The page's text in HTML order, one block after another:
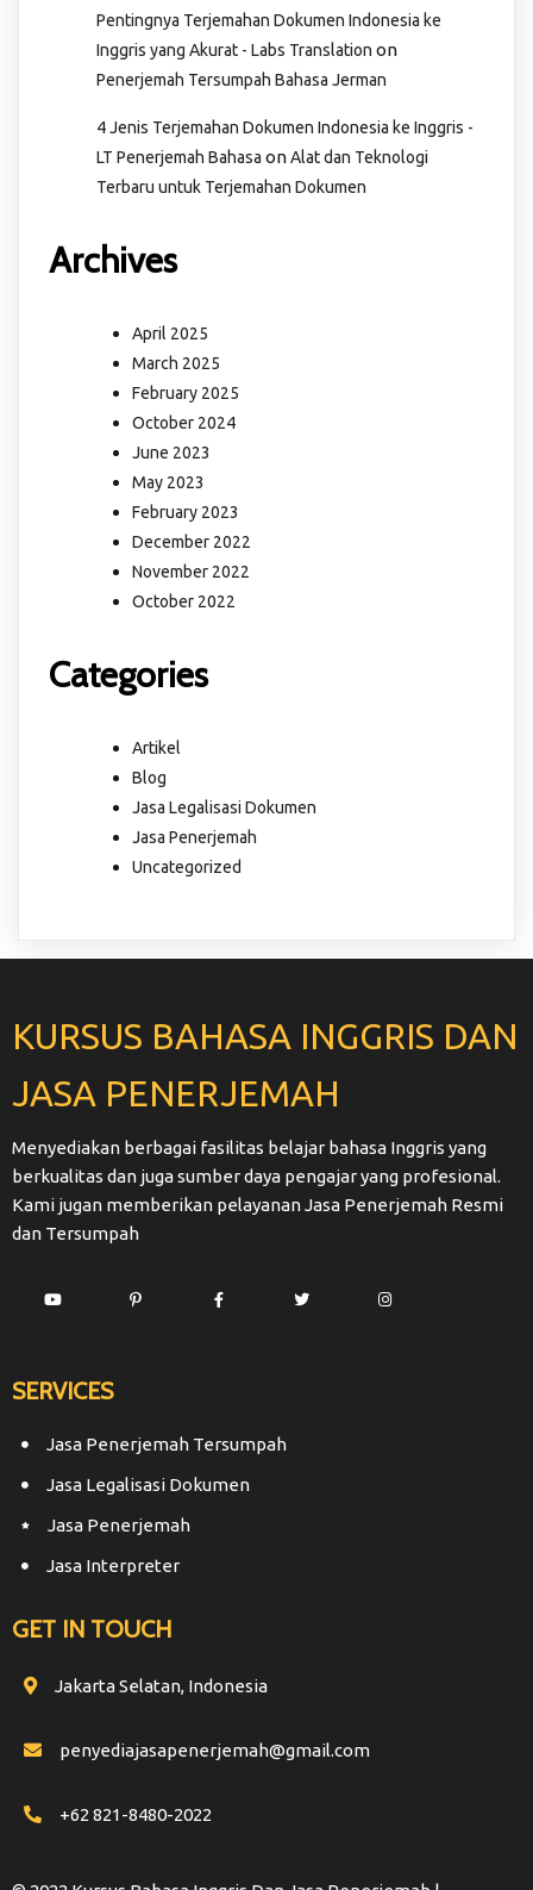
Pentingnya Terjemahan Dokumen Indonesia ke
Inggris yang Akurat - Labs Translation on
Penerjemah Tersumpah Bahasa Jerman
4 Jenis Terjemahan Dokumen Indonesia ke Inggris -
LT Penerjemah Bahasa onAlat dan Teknologi
Terbaru untuk Terjemahan Dokumen
Archives
April 2025
March 2025
February 2025
October 2024
June 2023
May 2023
February 2023
December 2022
November 2022
October 2022
Categories
Artikel
Blog
Jasa Legalisasi Dokumen
Jasa Penerjemah
Uncategorized
KURSUS BAHASA INGGRIS DAN
JASA PENERJEMAH
Menyediakan berbagai fasilitas belajar bahasa Inggris yang
berkualitas dan juga sumber daya pengajar yang profesional.
Kami jugan memberikan pelayanan Jasa Penerjemah Resmi
dan Tersumpah
SERVICES
Jasa Penerjemah Tersumpah
Jasa Legalisasi Dokumen
Jasa Penerjemah
Jasa Interpreter
GET IN TOUCH
Jakarta Selatan, Indonesia
penyediajasapenerjemah@gmail.com
+62 821-8480-2022